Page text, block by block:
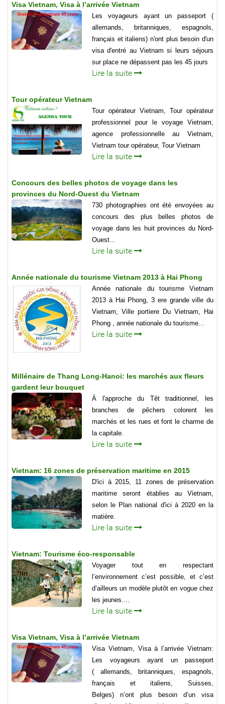
Visa Vietnam, Visa à l’arrivée Vietnam
Les voyageurs ayant un passeport (
allemands, britanniques, espagnols,
français et italiens) n'ont plus besoin d'un
visa d'entré au Vietnam si leurs séjours
sur place ne dépassent pas les 45 jours
Lire la suite
Tour opérateur Vietnam
Tour opérateur Vietnam, Tour opérateur
professionnel pour le voyage Vietnam,
agence professionnelle au Vietnam,
Vietnam tour opérateur, Tour Vietnam
Lire la suite
Concours des belles photos de voyage dans les
provinces du Nord-Ouest du Vietnam
730 photographies ont été envoyées au
concours des plus belles photos de
voyage dans les huit provinces du Nord-
Ouest...
Lire la suite
Année nationale du tourisme Vietnam 2013 à Hai Phong
Année nationale du tourisme Vietnam
2013 à Hai Phong, 3 ere grande ville du
Vietnam, Ville portiere Du Vietnam, Hai
Phong , année nationale du tourisme...
Lire la suite
Millénaire de Thang Long-Hanoi: les marchés aux fleurs
gardent leur bouquet
À l'approche du Têt traditionnel, les
branches de pêchers colorent les
marchés et les rues et font le charme de
la capitale.
Lire la suite
Vietnam: 16 zones de préservation maritime en 2015
D'ici à 2015, 11 zones de préservation
maritime seront établies au Vietnam,
selon le Plan national d'ici à 2020 en la
matière.
Lire la suite
Vietnam: Tourisme éco-responsable
Voyager tout en respectant
l’environnement c’est possible, et c’est
d’ailleurs un modèle plutôt en vogue chez
les jeunes....
Lire la suite
Visa Vietnam, Visa à l’arrivée Vietnam
Visa Vietnam, Visa à l’arrivée Vietnam:
Les voyageurs ayant un passeport
( allemands, britanniques, espagnols,
français et italiens, Suisses,
Belges) n’ont plus besoin d’un visa